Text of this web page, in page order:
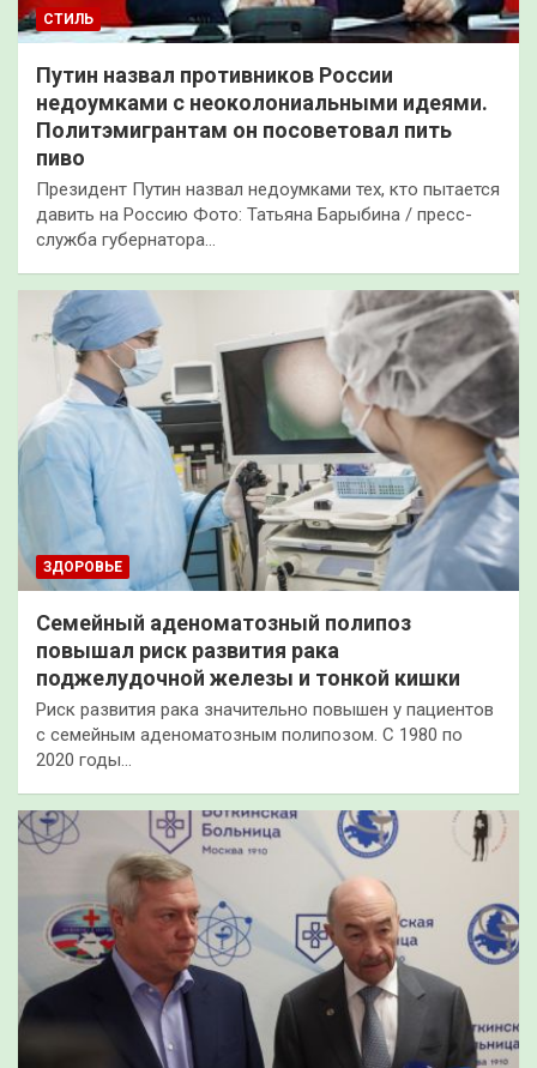
СТИЛЬ
Путин назвал противников России
недоумками с неоколониальными идеями.
Политэмигрантам он посоветовал пить
пиво
Президент Путин назвал недоумками тех, кто пытается
давить на Россию Фото: Татьяна Барыбина / пресс-
служба губернатора…
ЗДОРОВЬЕ
Семейный аденоматозный полипоз
повышал риск развития рака
поджелудочной железы и тонкой кишки
Риск развития рака значительно повышен у пациентов
с семейным аденоматозным полипозом. С 1980 по
2020 годы…